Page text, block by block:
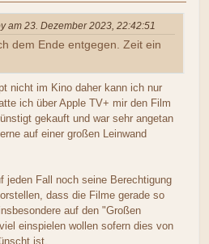
am 23. Dezember 2023, 22:42:51
dem Ende entgegen. Zeit ein
nicht im Kino daher kann ich nur
ich über Apple TV+ mir den Film
gekauft und war sehr angetan
auf einer großen Leinwand
jeden Fall noch seine Berechtigung
dass die Filme gerade so
auf den "Großen
einspielen wollen sofern dies von
ist.